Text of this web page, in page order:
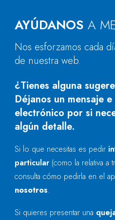
AYÚDANOS A
Nos esforzamos cada
de nuestra web.
¿Tienes alguna
Déjanos un mensaje
electrónico por si
algún detalle.
Si lo que necesitas es pedir
particular (como la relativa a
consulta cómo pedirla en el
nosotros.
Si quieres presentar una